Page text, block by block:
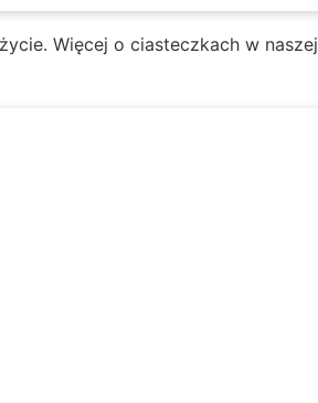
Więcej o ciasteczkach w naszej